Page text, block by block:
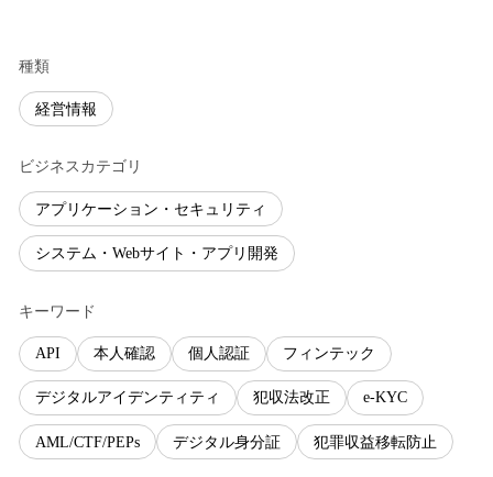
種類
経営情報
ビジネスカテゴリ
アプリケーション・セキュリティ
システム・Webサイト・アプリ開発
キーワード
API 本人確認 個人認証 フィンテック
デジタルアイデンティティ 犯収法改正 e-KYC
AML/CTF/PEPs デジタル身分証 犯罪収益移転防止